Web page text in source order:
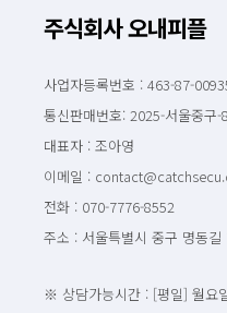
주식회사 오내피플
사업자등록번호 : 463-87-
통신판매번호: 2025-서울중구-
대표자 : 조아영
이메일 :
전화 : 070-7776-8552
주소 : 서울특별시 중구 명동
※ 상담가능시간 : [평일] 월요